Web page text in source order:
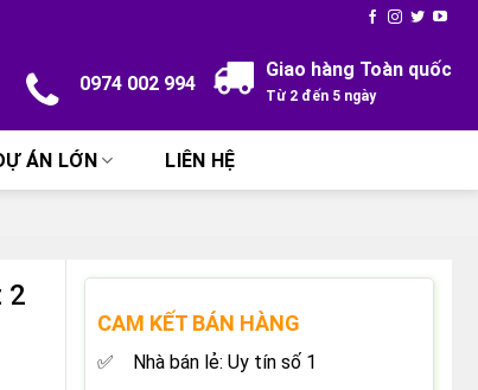
0974 002 994
Giao hàng Toàn quốc
Từ 2 đến 5 ngày
ÁN LỚN LIÊN HỆ
2
CAM KẾT BÁN HÀNG
Nhà bán lẻ: Uy tín số 1